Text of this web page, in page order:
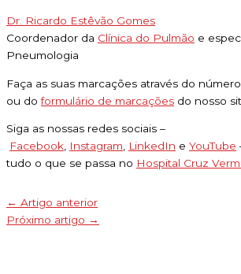
Dr. Ricardo Estêvão Gomes
Coordenador da Clínica do Pulmão e
Pneumologia
Faça as suas marcações através do número
ou doformulário de marcações do nosso
Siga as nossas redes sociais –
Facebook, Instagram, LinkedIn e YouTube
tudo o que se passa no Hospital Cruz
← Artigo anterior
Próximo artigo →